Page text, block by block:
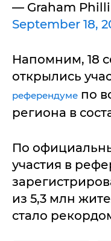
— Graham
September 18,
Напомним, 18
открылись
референдуме по
региона в
По
участия в
из 5,3 млн
стало